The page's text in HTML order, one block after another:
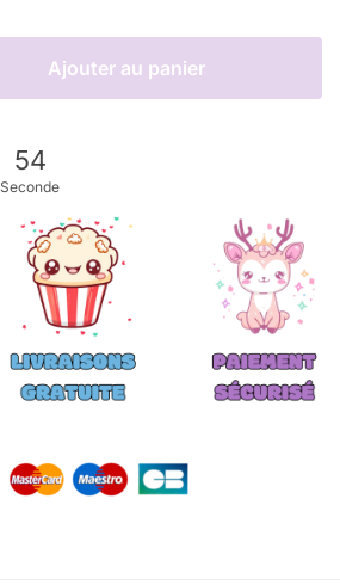
Ajouter au panier
53
Seconde